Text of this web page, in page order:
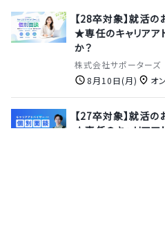
【28卒対象】就活
★専任のキャリアア
か？
株式会社サポーターズ
8月10日(月)
オ
【27卒対象】就活
★専任のキャリアア